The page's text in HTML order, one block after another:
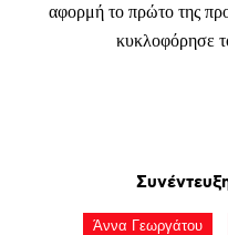
αφορμή το πρώτο της
κυκλοφόρησε
Άννα Γεωργάτου